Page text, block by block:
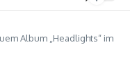
Album „Headlights“ im